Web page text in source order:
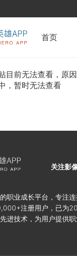
首页
目前无法查看，原
，暂时无法查看
关注影
职业成长平台，专注
注册用户，已为
进技术，为用户提供